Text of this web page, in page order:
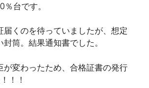
台です。
届くのを待っていましたが、想定
筒。結果通知書でした。
が変わったため、合格証書の発行
！！